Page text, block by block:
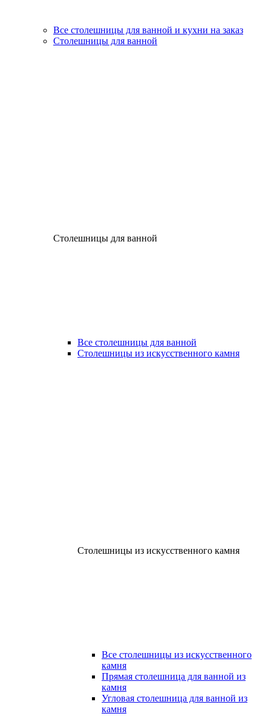
Все столешницы для ванной и кухни на заказ
Столешницы для ванной
Столешницы для ванной
Все столешницы для ванной
Столешницы из искусственного камня
Столешницы из искусственного камня
Все столешницы из искусственного
камня
Прямая столешница для ванной из
камня
Угловая столешница для ванной из
камня